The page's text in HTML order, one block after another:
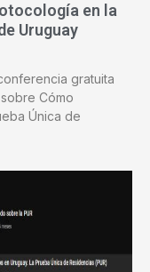
en la
Uruguay
gratuita
Cómo
Única de